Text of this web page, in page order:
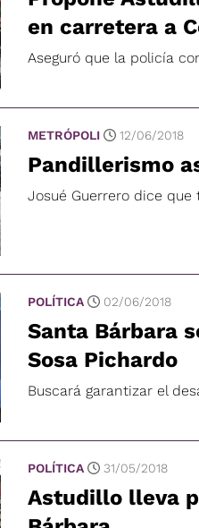
en carretera a
Aseguró que la policía
METRÓPOLI 12/06/2018
Pandillerismo
Josué Guerrero dice
POLÍTICA 02/06/2018
Santa Bárbara
Sosa Pichardo
Buscará garantizar el
POLÍTICA 31/05/2018
Astudillo lleva